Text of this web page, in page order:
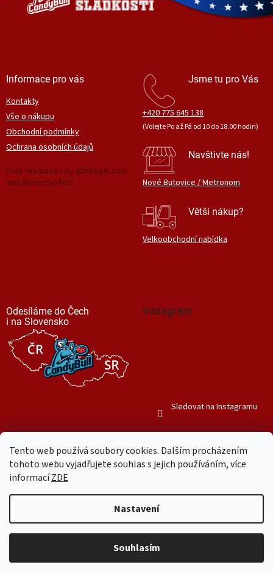
Tento web používá soubory cookies. Dalším procházením
tohoto webu vyjadřujete souhlas s jejich používáním, více
informacíZDE
Nastavení
Souhlasím
Informace pro vás
Kontakty
Vše o nákupu
Obchodní podmínky
Ochrana osobních údajů
Free resources by @freepik.com
and @pixelperfect
Jsme tu pro Vás
+420 775 645 138
(Volejte Po až Pá od 10 do 18.00 hodin)
Navštivte nás!
Nové Butovice / Metronom
Větší nákup?
Velkoobchodní nabídka
Odesíláme do Čech
i na Slovensko
Instagram
Sledovat na Instagramu
Copyright 2026Mr. Candy Bull. Všechna práva vyhrazena.Upravit
nastavení cookies